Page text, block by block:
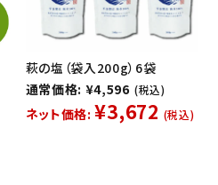
萩の塩（袋入200g）6袋
通常価格: ¥4,596 (税込)
ネット価格: ¥3,672 (税込)